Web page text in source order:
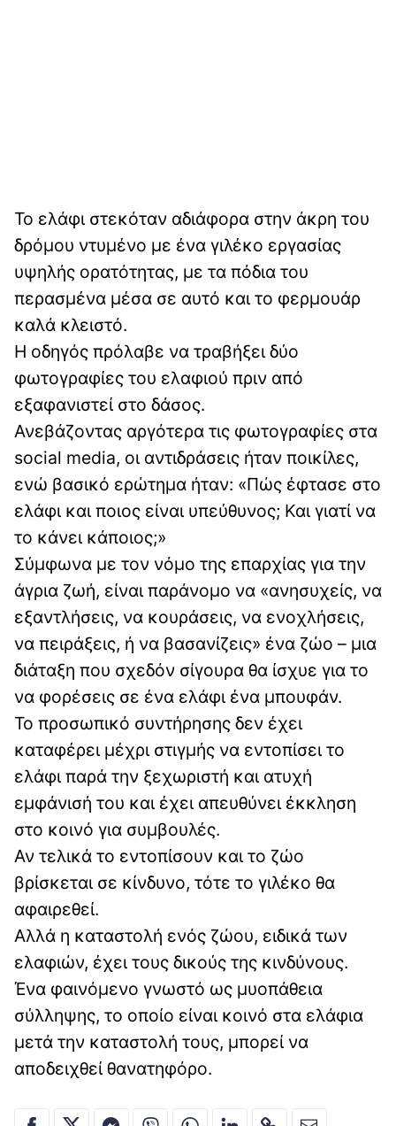
Το ελάφι στεκόταν αδιάφορα στην άκρη του
δρόμου ντυμένο με ένα γιλέκο εργασίας
υψηλής ορατότητας, με τα πόδια του
περασμένα μέσα σε αυτό και το φερμουάρ
καλά κλειστό.
Η οδηγός πρόλαβε να τραβήξει δύο
φωτογραφίες του ελαφιού πριν από
εξαφανιστεί στο δάσος.
Ανεβάζοντας αργότερα τις φωτογραφίες στα
social media, οι αντιδράσεις ήταν ποικίλες,
ενώ βασικό ερώτημα ήταν: «Πώς έφτασε στο
ελάφι και ποιος είναι υπεύθυνος; Και γιατί να
το κάνει κάποιος;»
Σύμφωνα με τον νόμο της επαρχίας για την
άγρια ​​ζωή, είναι παράνομο να «ανησυχείς, να
εξαντλήσεις, να κουράσεις, να ενοχλήσεις,
να πειράξεις, ή να βασανίζεις» ένα ζώο – μια
διάταξη που σχεδόν σίγουρα θα ίσχυε για το
να φορέσεις σε ένα ελάφι ένα μπουφάν.
Το προσωπικό συντήρησης δεν έχει
καταφέρει μέχρι στιγμής να εντοπίσει το
ελάφι παρά την ξεχωριστή και ατυχή
εμφάνισή του και έχει απευθύνει έκκληση
στο κοινό για συμβουλές.
Αν τελικά το εντοπίσουν και το ζώο
βρίσκεται σε κίνδυνο, τότε το γιλέκο θα
αφαιρεθεί.
Αλλά η καταστολή ενός ζώου, ειδικά των
ελαφιών, έχει τους δικούς της κινδύνους.
Ένα φαινόμενο γνωστό ως μυοπάθεια
σύλληψης, το οποίο είναι κοινό στα ελάφια
μετά την καταστολή τους, μπορεί να
αποδειχθεί θανατηφόρο.